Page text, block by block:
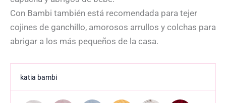
Con Bambi también está recomendada para tejer
cojines de ganchillo, amorosos arrullos y colchas para
abrigar a los más pequeños de la casa.
katia bambi